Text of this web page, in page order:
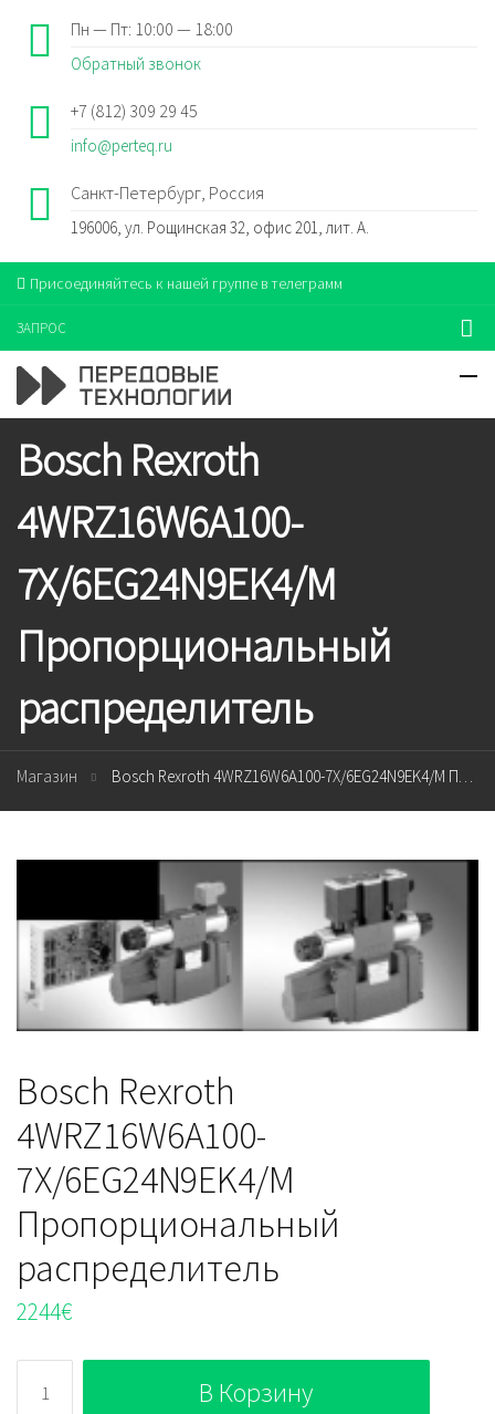
Пн — Пт: 10:00 — 18:00
Обратный звонок
+7 (812) 309 29 45
info@perteq.ru
Санкт-Петербург, Россия
196006, ул. Рощинская 32, офис 201, лит. А.
Присоединяйтесь к нашей группе в телеграмм
ЗАПРОС
Bosch Rexroth
4WRZ16W6A100-
7X/6EG24N9EK4/M
Пропорциональный
распределитель
Магазин Bosch Rexroth 4WRZ16W6A100-7X/6EG24N9EK4/M Пропорциональный распределитель
Bosch Rexroth
4WRZ16W6A100-
7X/6EG24N9EK4/M
Пропорциональный
распределитель
2244€
Bosch
В Корзину